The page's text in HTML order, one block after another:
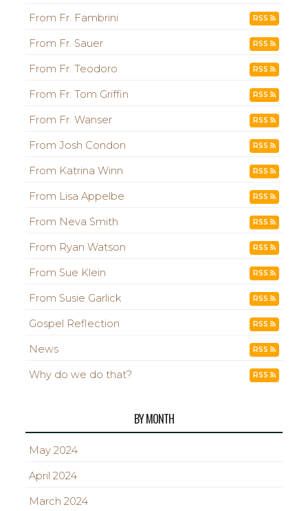
From Fr. Fambrini RSS
From Fr. Sauer RSS
From Fr. Teodoro RSS
From Fr. Tom Griffin RSS
From Fr. Wanser RSS
From Josh Condon RSS
From Katrina Winn RSS
From Lisa Appelbe RSS
From Neva Smith RSS
From Ryan Watson RSS
From Sue Klein RSS
From Susie Garlick RSS
Gospel Reflection RSS
News RSS
Why do we do that? RSS
BY MONTH
May 2024
April 2024
March 2024